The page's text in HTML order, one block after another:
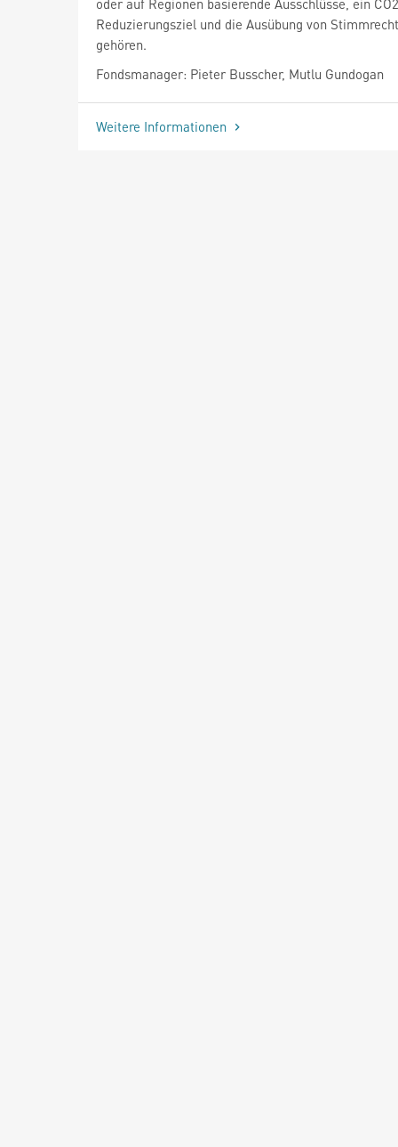
Reduzierungsziel und die Ausübung von
gehören.
Fondsmanager: Pieter Busscher, Mutlu Gundogan
Weitere Informationen